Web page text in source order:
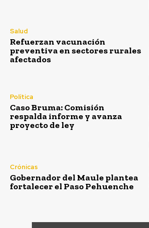
Salud
Refuerzan vacunación
preventiva en sectores rurales
afectados
Política
Caso Bruma: Comisión
respalda informe y avanza
proyecto de ley
Crónicas
Gobernador del Maule plantea
fortalecer el Paso Pehuenche